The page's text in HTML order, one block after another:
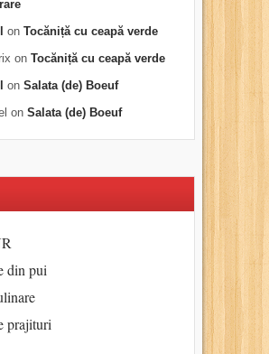
on Tocăniță cu ceapă verde
on Tocăniță cu ceapă verde
on Salata (de) Boeuf
on Salata (de) Boeuf
din pui
prajituri